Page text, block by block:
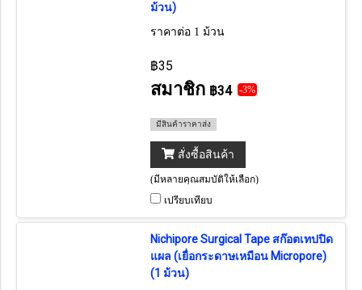
ม้วน)
ราคาต่อ 1 ม้วน
฿35
สมาชิก ฿34 -3%
มีสินค้าราคาส่ง
สั่งซื้อสินค้า
(มีหลายคุณสมบัติให้เลือก)
เปรียบเทียบ
Nichipore Surgical Tape สก๊อตเทปปิด
แผล (เยื่อกระดาษเหมือน Micropore)
(1 ม้วน)